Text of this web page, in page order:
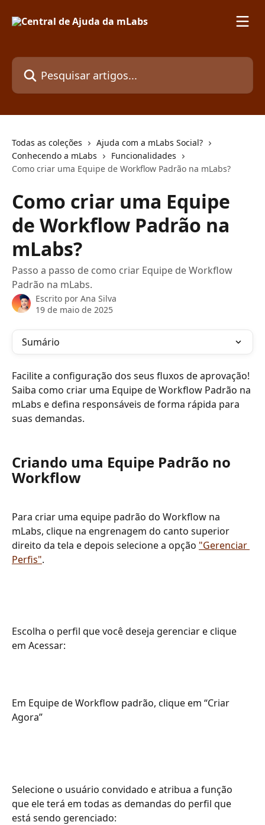
Pesquisar artigos...
Todas as coleções
Ajuda com a mLabs Social?
Conhecendo a mLabs
Funcionalidades
Como criar uma Equipe de Workflow Padrão na mLabs?
Como criar uma Equipe
de Workflow Padrão na
mLabs?
Passo a passo de como criar Equipe de Workflow
Padrão na mLabs.
Escrito por Ana Silva
19 de maio de 2025
Sumário
Facilite a configuração dos seus fluxos de aprovação!
Saiba como criar uma Equipe de Workflow Padrão na
mLabs e defina responsáveis de forma rápida para
suas demandas.
Criando uma Equipe Padrão no
Workflow
Para criar uma equipe padrão do Workflow na
mLabs, clique na engrenagem do canto superior
direito da tela e depois selecione a opção "Gerenciar
Perfis".
Escolha o perfil que você deseja gerenciar e clique
em Acessar:
Em Equipe de Workflow padrão, clique em “Criar
Agora”
Selecione o usuário convidado e atribua a função
que ele terá em todas as demandas do perfil que
está sendo gerenciado: